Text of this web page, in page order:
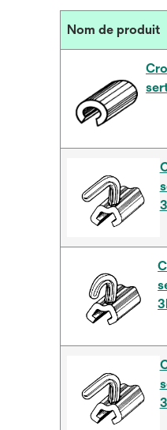
Nom de produit